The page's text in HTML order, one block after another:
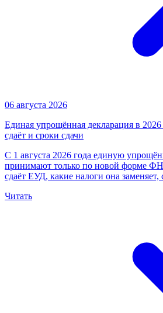
06 августа 2026
Единая упрощённая декларация в
сдаёт и сроки сдачи
С 1 августа 2026 года единую
принимают только по новой форме
сдаёт ЕУД, какие налоги она
Читать